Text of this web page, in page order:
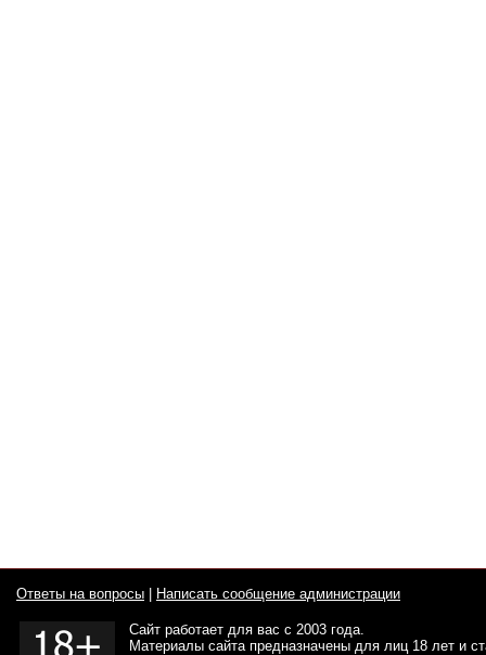
Ответы на вопросы Написать сообщение администрации
Сайт работает для вас с 2003 года.
Материалы сайта предназначены для лиц 18 лет и